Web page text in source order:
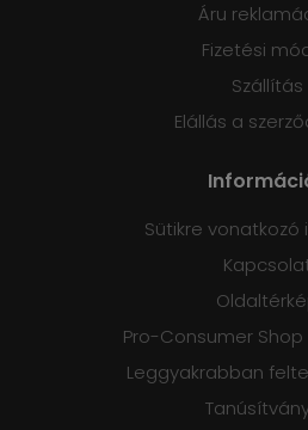
Áru
Fizetési
Szállítás
Elállás a
Sütikre vonatkozó
Pro-Consumer
Leggyakrabban